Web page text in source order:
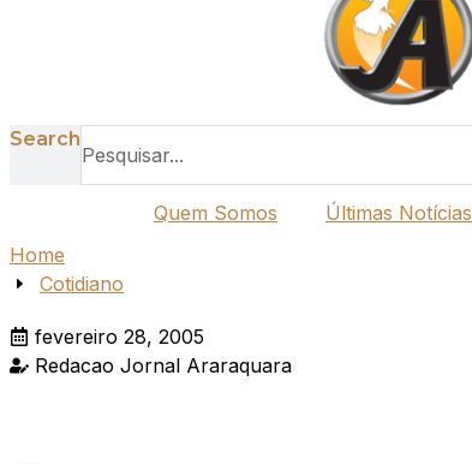
Search
Quem Somos
Últimas Notícias
Home
Cotidiano
fevereiro 28, 2005
Redacao Jornal Araraquara